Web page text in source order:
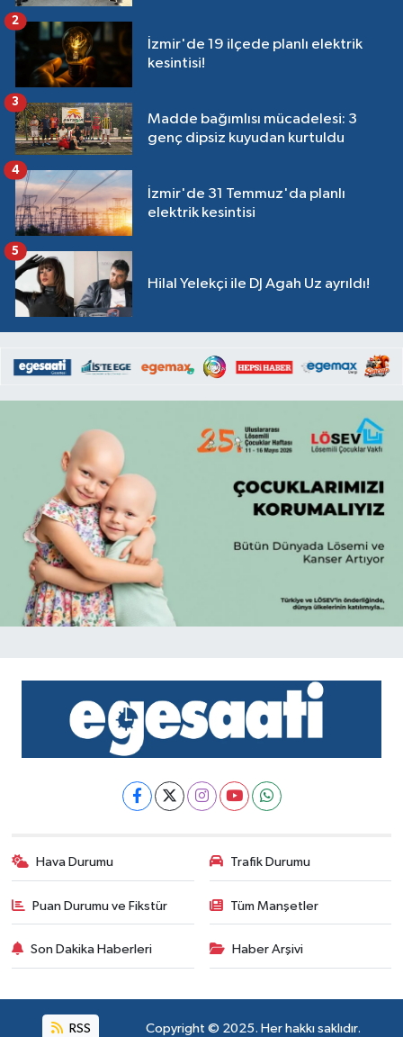
İzmir'de 19 ilçede planlı elektrik
kesintisi!
2
Madde bağımlısı mücadelesi: 3
genç dipsiz kuyudan kurtuldu
3
İzmir'de 31 Temmuz'da planlı
elektrik kesintisi
4
Hilal Yelekçi ile DJ Agah Uz ayrıldı!
5
Hava Durumu Trafik Durumu
Puan Durumu ve Fikstür Tüm Manşetler
Son Dakika Haberleri Haber Arşivi
RSS Copyright © 2025. Her hakkı saklıdır.